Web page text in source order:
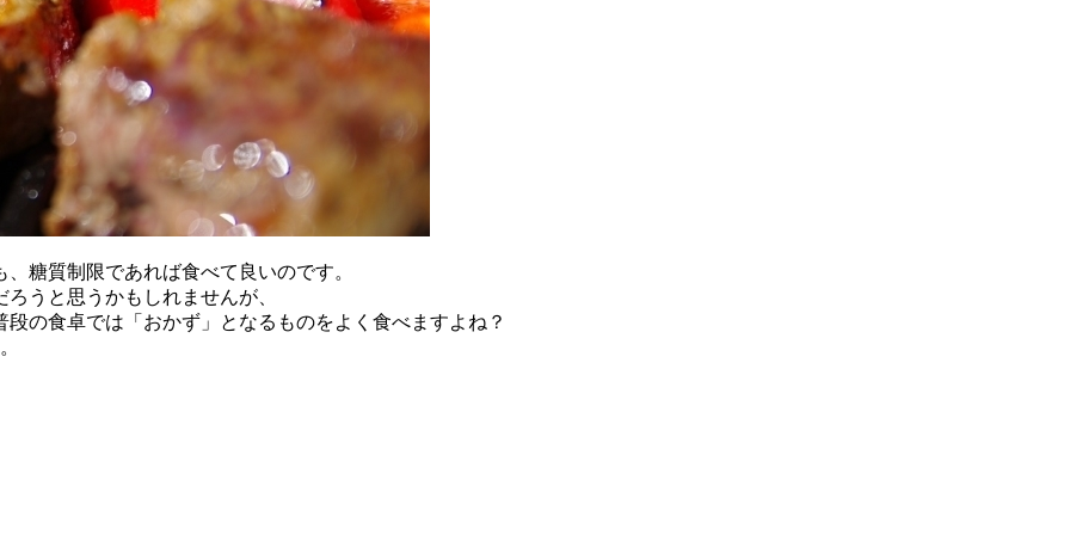
糖質制限であれば食べて良いのです。
うと思うかもしれませんが、
の食卓では「おかず」となるものをよく食べますよね？